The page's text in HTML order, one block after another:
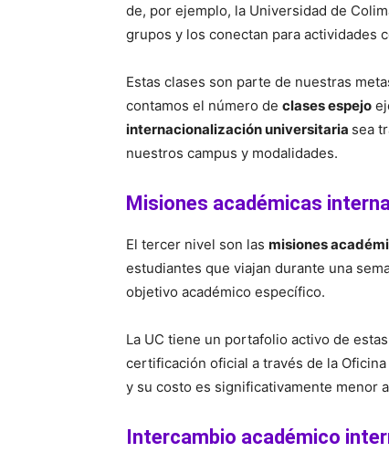
de, por ejemplo, la Universidad de
grupos y los conectan para actividades
Estas clases son parte de nuestras
contamos el número de clases espejo
internacionalización universitaria sea
nuestros campus y modalidades.
Misiones académicas
El tercer nivel son las misiones
estudiantes que viajan durante una
objetivo académico específico.
La UC tiene un portafolio activo de estas
certificación oficial a través de la
y su costo es significativamente menor
Intercambio académico